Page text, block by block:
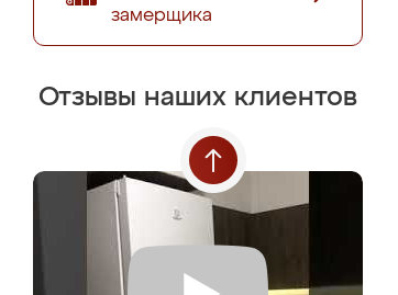
замерщика
Отзывы наших клиентов